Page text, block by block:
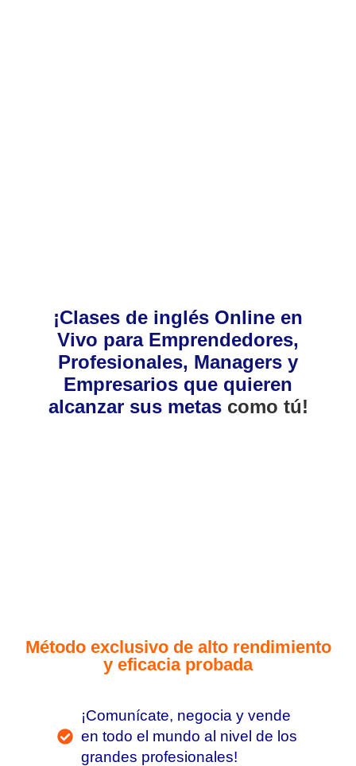
¡Clases de inglés Online en
Vivo para Emprendedores,
Profesionales, Managers y
Empresarios que quieren
alcanzar sus metas como tú!
Método exclusivo de alto rendimiento
y eficacia probada
¡Comunícate, negocia y vende
en todo el mundo al nivel de los
grandes profesionales!